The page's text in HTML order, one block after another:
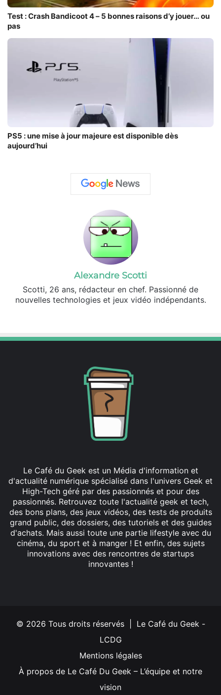
Test : Crash Bandicoot 4 – 5 bonnes raisons d’y jouer… ou
pas
PS5 : une mise à jour majeure est disponible dès
aujourd’hui
Alexandre Scotti
Scotti, 26 ans, rédacteur en chef. Passionné de
nouvelles technologies et jeux vidéo indépendants.
Le Café du Geek est un Média d'information et
d'actualité numérique spécialisé dans l'univers Geek et
High-Tech géré par des passionnés et pour des
passionnés. Retrouvez toute l'actualité geek et tech,
des bons plans, des jeux vidéos, des tests de produits
grand public, des dossiers, des tutoriels et des guides
d'achats. Mais aussi toute une partie lifestyle avec du
cinéma, du sport et à manger ! Et enfin, des sujets
innovations avec des rencontres de startups
innovantes !
© 2026 Tous droits réservés | Le Café du Geek -
LCDG
Mentions légales
À propos de Le Café Du Geek – L’équipe et notre
vision